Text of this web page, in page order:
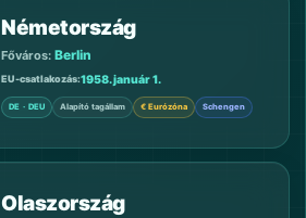
Németország
Főváros: Berlin
EU-csatlakozás 1958. január 1.
DE · DEU Alapító tagállam € Eurózóna Schengen
Olaszország